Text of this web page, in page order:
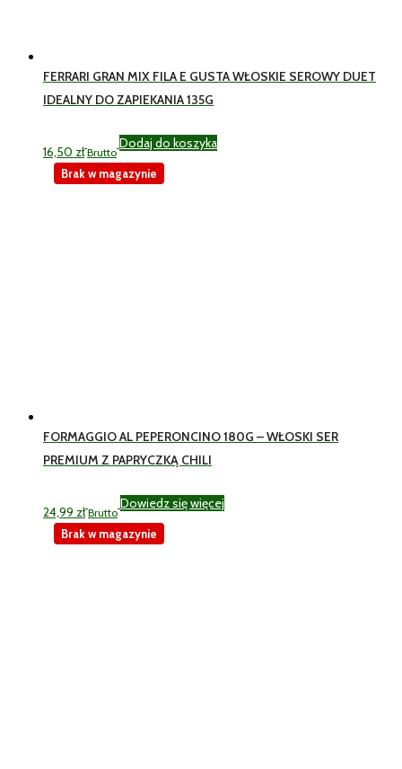
FERRARI GRAN MIX FILA E GUSTA WŁOSKIE SEROWY DUET
IDEALNY DO ZAPIEKANIA 135G
16,50 zł Brutto
Dodaj do koszyka
FORMAGGIO AL PEPERONCINO 180G – WŁOSKI SER
PREMIUM Z PAPRYCZKĄ CHILI
24,99 zł Brutto
Dowiedz się więcej
Brak w magazynie
Brak w magazynie